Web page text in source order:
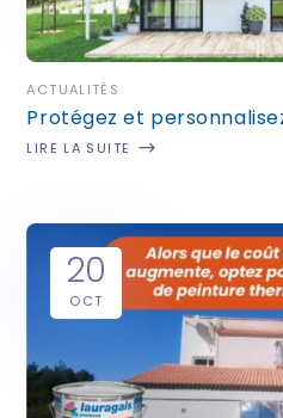
ACTUALITÉS
Protégez et
LIRE LA SUITE
20
OCT